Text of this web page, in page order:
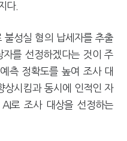
다.
불성실 혐의 납세자를 추출
를 선정하겠다는 것이 주
측 정확도를 높여 조사 대
상시킴과 동시에 인적인 자
로 조사 대상을 선정하는